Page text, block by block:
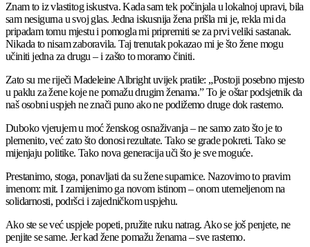
Znam to iz vlastitog iskustva. Kada sam tek počinjala u lokalnoj upravi, bila
sam nesigurna u svoj glas. Jedna iskusnija žena prišla mi je, rekla mi da
pripadam tomu mjestu i pomogla mi pripremiti se za prvi veliki sastanak.
Nikada to nisam zaboravila. Taj trenutak pokazao mi je što žene mogu
učiniti jedna za drugu – i zašto to moramo činiti.
Zato su me riječi Madeleine Albright uvijek pratile: „Postoji posebno mjesto
u paklu za žene koje ne pomažu drugim ženama.” To je oštar podsjetnik da
naš osobni uspjeh ne znači puno ako ne podižemo druge dok rastemo.
Duboko vjerujem u moć ženskog osnaživanja – ne samo zato što je to
plemenito, već zato što donosi rezultate. Tako se grade pokreti. Tako se
mijenjaju politike. Tako nova generacija uči što je sve moguće.
Prestanimo, stoga, ponavljati da su žene suparnice. Nazovimo to pravim
imenom: mit. I zamijenimo ga novom istinom – onom utemeljenom na
solidarnosti, podršci i zajedničkom uspjehu.
Ako ste se već uspjele popeti, pružite ruku natrag. Ako se još penjete, ne
penjite se same. Jer kad žene pomažu ženama – sve rastemo.